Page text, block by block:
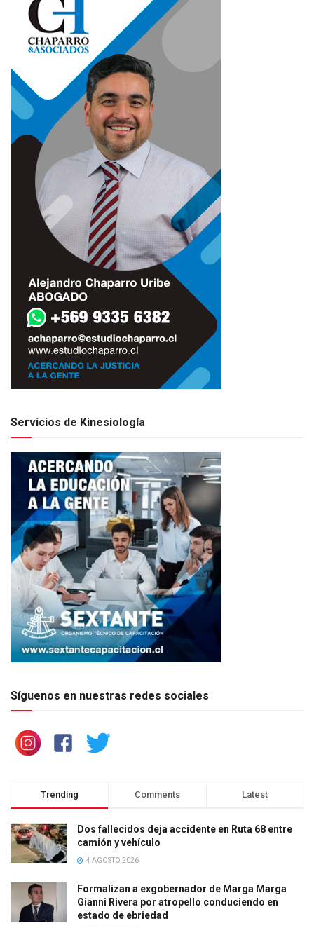
Servicios de Kinesiología
Síguenos en nuestras redes sociales
Trending Comments Latest
Dos fallecidos deja accidente en Ruta 68 entre
camión y vehículo
4 AGOSTO 2026
Formalizan a exgobernador de Marga Marga
Gianni Rivera por atropello conduciendo en
estado de ebriedad